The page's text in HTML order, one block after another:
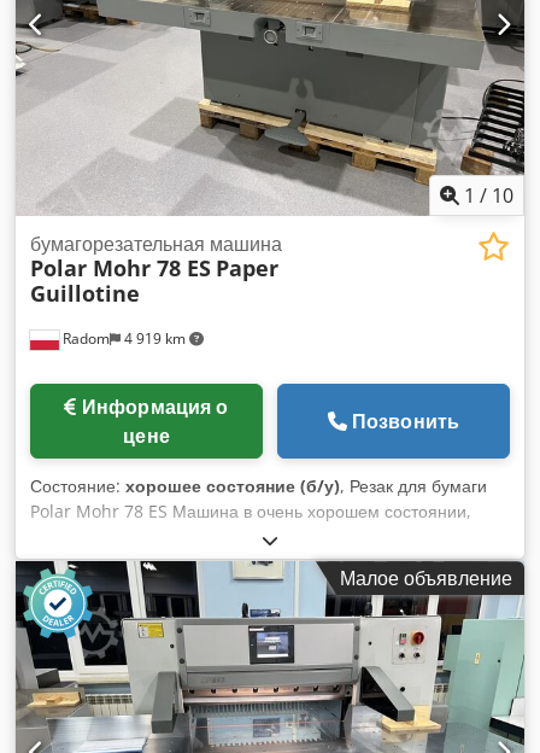
1 / 10
Radom 4 919 km
бумагорезательная машина
Polar Mohr 78 ES Paper
Guillotine
цене
Позвонить
Состояние: хорошее состояние (б/у), Резак для бумаги
Polar Mohr 78 ES Машина в очень хорошем состоянии,
обслужена и готова к эксплуатации. Производство —
Германия. Технические характеристики: Ширина реза: 780
мм Высота стопы: 120 мм Дисплей LCD Питание: 400 В Вес:
1400 кг Dcsdpfx Anszmu Nkj Hok Боковые столы
Хромированная поверхность стола Подсветка стола и
оптическая линия реза Бесступенчато регулируемое
давление Дополнительные задние крышки стола Запасной
нож, режущие планки, прижимной блок и рабочие
инструменты.
Малое объявление